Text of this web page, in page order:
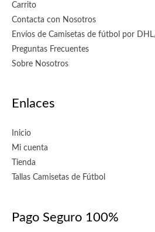
Carrito
Contacta con Nosotros
Envíos de Camisetas de fútbol por
Preguntas Frecuentes
Sobre Nosotros
Enlaces
Inicio
Mi cuenta
Tienda
Tallas Camisetas de Fútbol
Pago Seguro 100%